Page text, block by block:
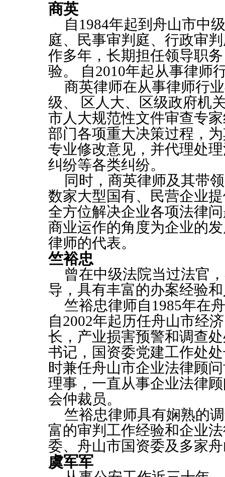
商英
自1984年起到舟山市中
庭、民事审判庭、行政审
作多年，长期担任领导职
验。 自2010年起从事律师
商英律师在从事律师行
级、 区人大、区级政府机
市人大规范性文件审查专
部门各项重大决策过程，
专业修改意见，并代理处
纠纷等各类纠纷。
同时，商英律师及其带
数家大型国有、民营企业
全方位解决企业各项法律
商业运作的角度为企业的
律师的代表。
竺裕忠
曾在中级法院当过法官
导，具有丰富的办案经验
竺裕忠律师自1985年在
自2002年起历任舟山市经
长，产业损害预警和调查
书记，国资委党建工作处
时兼任舟山市企业法律顾
理事，一直从事企业法律
会仲裁员。
竺裕忠律师具有娴熟的
富的审判工作经验和企业
委、舟山市国资委及多家
虞军军